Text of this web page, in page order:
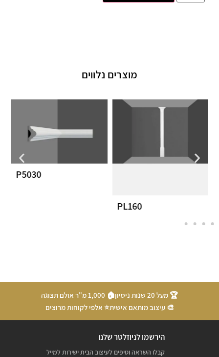
מוצרים נלווים
PL160
P5030
🏆 מעל 20 שנות ניסיון
🏠 1,000 מ"ר אולם תצוגה
🎨 עיצוב מותאם אישית⭐ אלפי לקוחות מרוצים
הירשמו לניוזלטר שלנו
קבלו השראה וטיפים לעיצוב הבית ישירות למייל